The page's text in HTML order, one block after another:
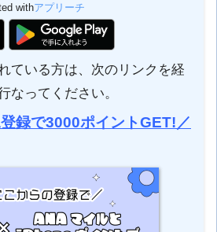
withアプリーチ
ている方は、次のリンクを経
なってください。
録で3000ポイントGET!／